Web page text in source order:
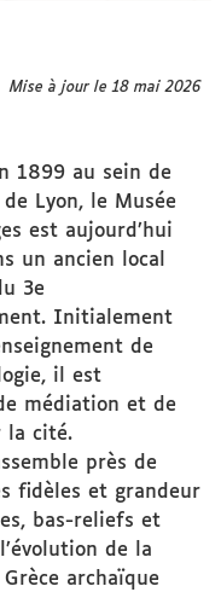
Mise à jour le 18 mai 2026
1899 au sein de
de Lyon, le Musée
est aujourd’hui
un ancien local
3e
Initialement
de
il est
médiation et de
la cité.
près de
fidèles et grandeur
bas-reliefs et
de la
archaïque